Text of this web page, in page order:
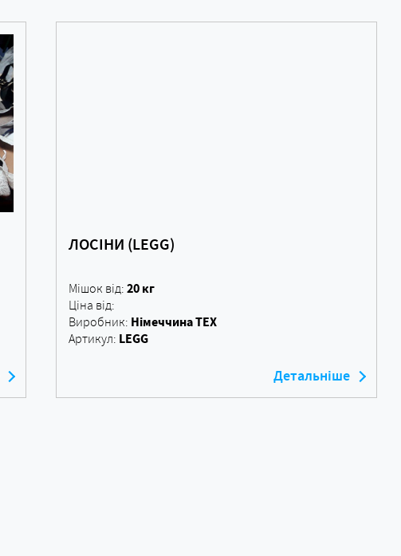
ЛОСІНИ (LEGG)
Мішок від: 20 кг
Ціна від:
Виробник: Німеччина ТЕХ
Артикул: LEGG
Детальніше